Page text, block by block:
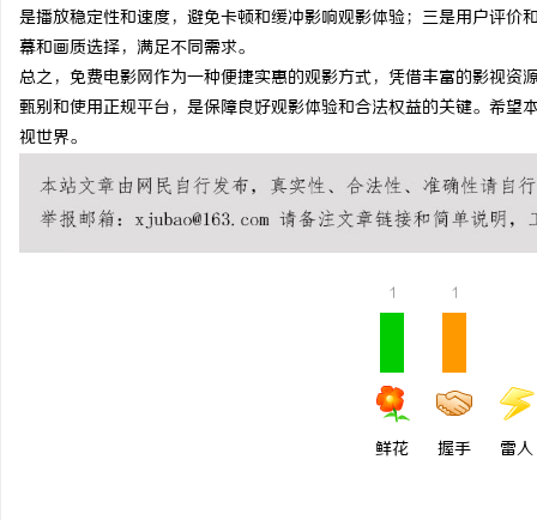
是播放稳定性和速度，避免卡顿和缓冲影响观影体验；三是用户评
幕和画质选择，满足不同需求。
总之，免费电影网作为一种便捷实惠的观影方式，凭借丰富的影视
甄别和使用正规平台，是保障良好观影体验和合法权益的关键。希
视世界。
1
鲜花
1
握手 雷人
激光切管机：现代制造